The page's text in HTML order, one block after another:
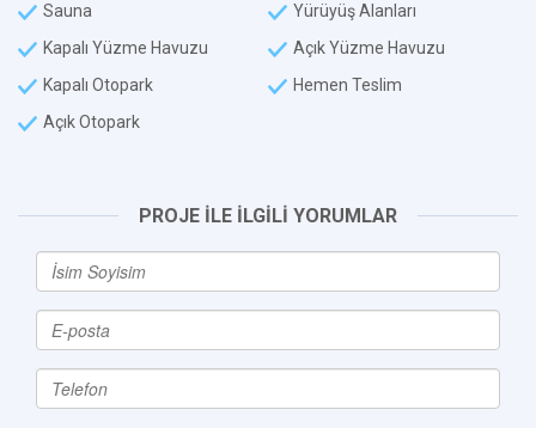
Sauna
Yürüyüş Alanları
Kapalı Yüzme Havuzu
Açık Yüzme Havuzu
Kapalı Otopark
Hemen Teslim
Açık Otopark
PROJE İLE İLGİLİ YORUMLAR